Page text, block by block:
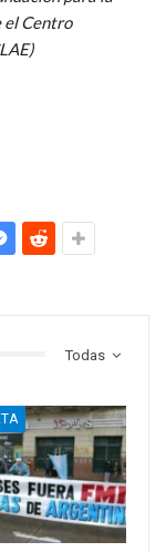
el Centro
Todas